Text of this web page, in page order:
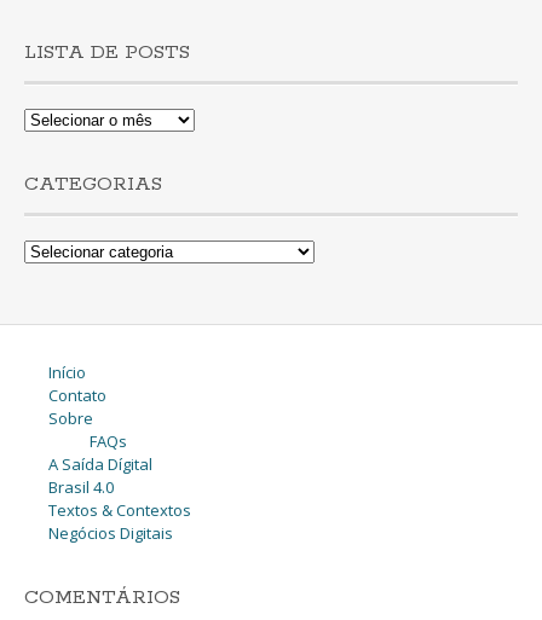
LISTA DE POSTS
Lista
CATEGORIAS
Categorias
Início
Contato
Sobre
FAQs
A Saída Dígital
Brasil 4.0
Textos & Contextos
Negócios Digitais
COMENTÁRIOS